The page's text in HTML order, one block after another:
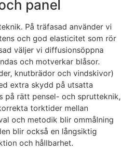
panel
På träfasad använder vi
och god elasticitet som rör
väljer vi diffusionsöppna
och motverkar blåsor.
knutbrädor och vindskivor)
extra skydd på utsatta
på rätt pensel- och sprutteknik,
torktider mellan
och metodik blir ommålning
blir också en långsiktig
och hållbarhet.